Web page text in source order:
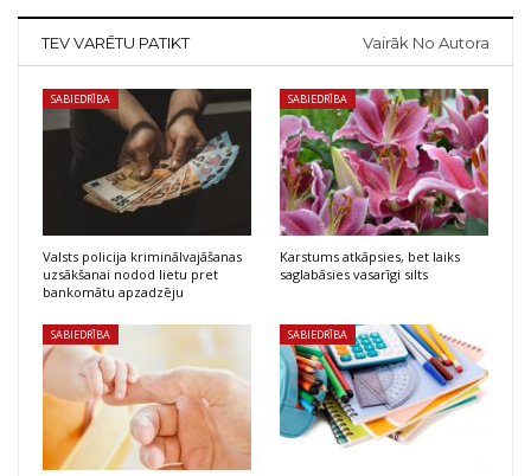
TEV VARĒTU PATIKT Vairāk No Autora
SABIEDRĪBA
Valsts policija kriminālvajāšanas
uzsākšanai nodod lietu pret
bankomātu apzadzēju
SABIEDRĪBA
Karstums atkāpsies, bet laiks
saglabāsies vasarīgi silts
SABIEDRĪBA SABIEDRĪBA